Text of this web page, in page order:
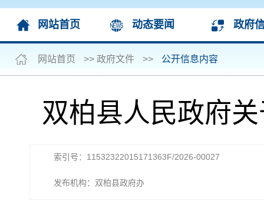
网站首页 动态要闻 政府
网站首页 >> 政府文件 >> 公开信息内容
双柏县人民政府
索引号：11532322015171363F/2026-00027
发布机构：双柏县政府办